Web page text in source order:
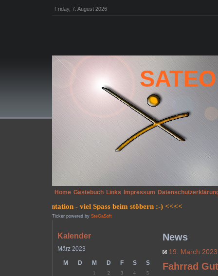
Friday, 7. August 2026
Home Gästebuch Links Impressum
Ticker powered by SteGaSoft
Kalender
März 2023
M D M D F S S
1 2 3 4
5
News
19. March
Fahrrad